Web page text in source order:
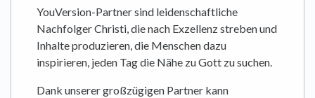
YouVersion-Partner sind leidenschaftliche
Nachfolger Christi, die nach Exzellenz streben und
Inhalte produzieren, die Menschen dazu
inspirieren, jeden Tag die Nähe zu Gott zu suchen.
Dank unserer großzügigen Partner kann